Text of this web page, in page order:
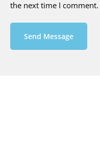
the next time I comment.
Send Message